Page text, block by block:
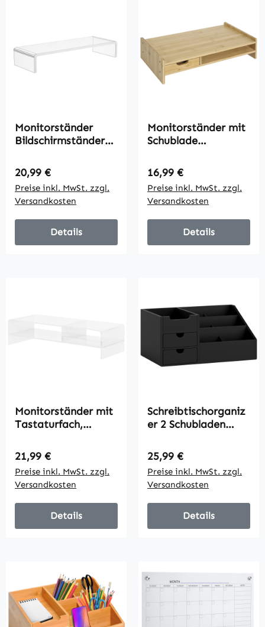
Monitorständer
Bildschirmständer
Computer
Notebook PC
ergonomisch Acryl
Transparent 53 x 19
x 9 cm
Regulärer Preis:
20,99 €
Preise inkl. MwSt. zzgl.
Versandkosten
Details
Monitorständer mit
Schublade
Monitor Ständer
Bildschirmständer
für PC Notebook
Drucker 49 x 25,5 x
11,5 cm Natur
Regulärer Preis:
16,99 €
Preise inkl. MwSt. zzgl.
Versandkosten
Details
Monitorständer mit
Tastaturfach,
Monitore bis 24 Zoll,
2 Etagen, Acryl, 50,8
x 19 x 12 cm
Regulärer Preis:
21,99 €
Preise inkl. MwSt. zzgl.
Versandkosten
Details
Schreibtischorganiz
er 2 Schubladen
Büro Box
Organisation
Schwarz 33 x 20,5 x
15,5 cm
Regulärer Preis:
25,99 €
Preise inkl. MwSt. zzgl.
Versandkosten
Details